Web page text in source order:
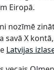
Eiropā.
nozīmē
savā X kontā,
Latvijas